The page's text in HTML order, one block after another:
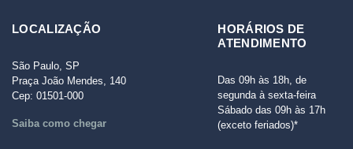
LOCALIZAÇÃO
São Paulo, SP
Praça João Mendes, 140
Cep: 01501-000
Saiba como chegar
HORÁRIOS DE
ATENDIMENTO
Das 09h às 18h, de
segunda à sexta-feira
Sábado das 09h às 17h
(exceto feriados)*